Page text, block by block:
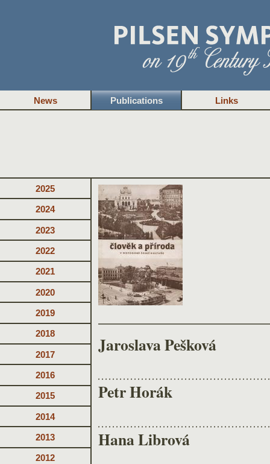
News Publications Links
2025
2024
2023
2022
2021
2020
2019
2018
2017
2016
2015
2014
2013
2012
Jaroslava Pešková
Petr Horák
Hana Librová